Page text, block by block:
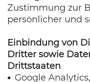
Zustimmung zur
persönlicher und
Einbindung von
Dritter sowie
Drittstaaten
Google